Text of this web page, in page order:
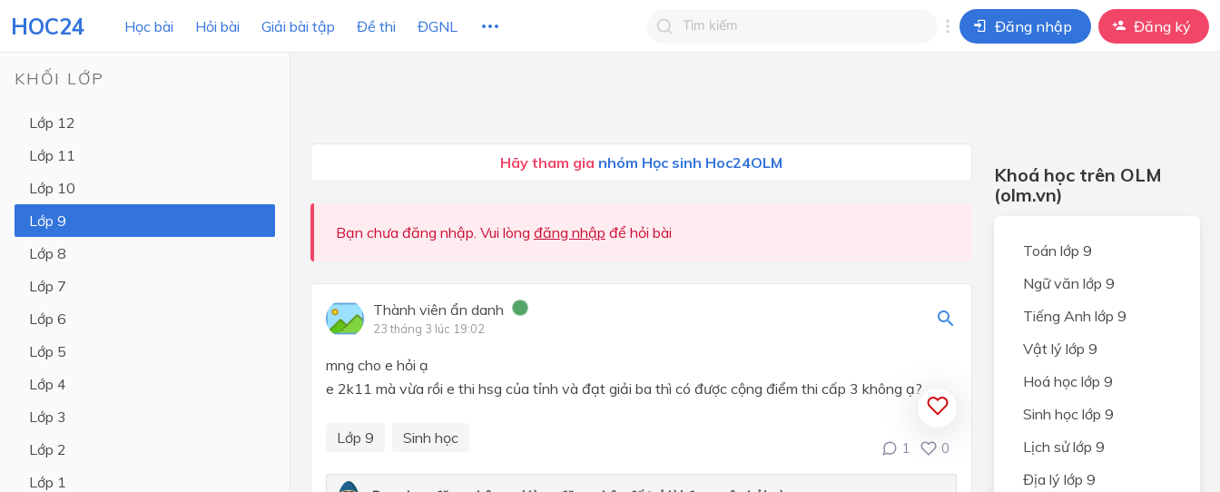
HOC24 Học bài Hỏi bài Giải bài tập Đề thi ĐGNL Đăng nhập Đăng ký
Lớp 11
Lớp 10
KHỐI LỚP
Lớp 12
Lớp 11
Lớp 10
Lớp 9
Lớp 8
Lớp 7
Lớp 6
Lớp 5
Lớp 4
Lớp 3
Lớp 2
Lớp 1
Hãy tham gia nhóm Học sinh Hoc24OLM
Bạn chưa đăng nhập. Vui lòng đăng nhập để hỏi bài
Thành viên ẩn danh
23 tháng 3 lúc 19:02
mng cho e hỏi ạ
e 2k11 mà vừa rồi e thi hsg của tỉnh và đạt giải ba thì có được cộng điểm thi cấp 3 không ạ?
Lớp 9 Sinh học
1 0
Khoá học trên OLM
(olm.vn)
Toán lớp 9
Ngữ văn lớp 9
Tiếng Anh lớp 9
Vật lý lớp 9
Hoá học lớp 9
Sinh học lớp 9
Lịch sử lớp 9
Địa lý lớp 9